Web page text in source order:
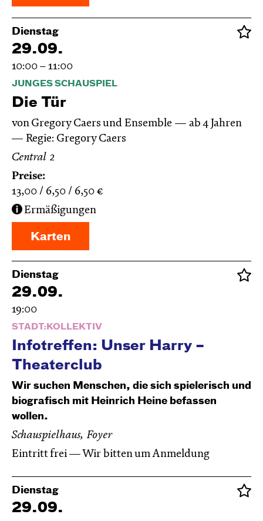
Dienstag
29.09.
10:00 – 11:00
JUNGES SCHAUSPIEL
Die Tür
von Gregory Caers und Ensemble
ab 4 Jahren
Regie: Gregory Caers
Central 2
Preise:
13,00
6,50 6,50 €
Ermäßigungen
Karten
Dienstag
29.09.
19:00
STADT:KOLLEKTIV
Infotreffen: Unser Harry –
Theaterclub
Wir suchen Menschen, die sich spielerisch und
biografisch mit Heinrich Heine befassen
wollen.
Schauspielhaus, Foyer
Eintritt frei — Wir bitten um Anmeldung
Dienstag
29.09.